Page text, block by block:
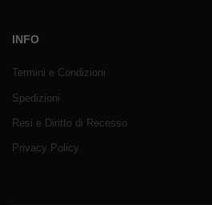
INFO
Termini e Condizioni
Spedizioni
Resi e Diritto di Recesso
Privacy Policy